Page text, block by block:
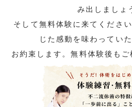
み出しましょ
そして無料体験に来てくださ
じた感動を味わってい
お約束します。無料体験後もご